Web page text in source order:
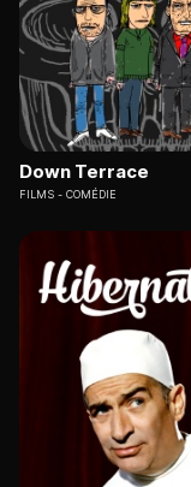
Down Terrace
FILMS COMÉDIE